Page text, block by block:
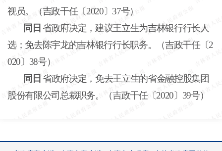
视员。（吉政干任〔2020〕37号）
同日 省政府决定，建议王立生为吉林银行行长人
选；免去陈宇龙的吉林银行行长职务。（吉政干任〔2
020〕38号）
同日 省政府决定，免去王立生的省金融控股集团
股份有限公司总裁职务。（吉政干任〔2020〕39号）